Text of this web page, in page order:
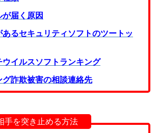
届く原因
あるセキュリティソフトのツートッ
ウイルスソフトランキング
グ詐欺被害の相談連絡先
手を突き止める方法